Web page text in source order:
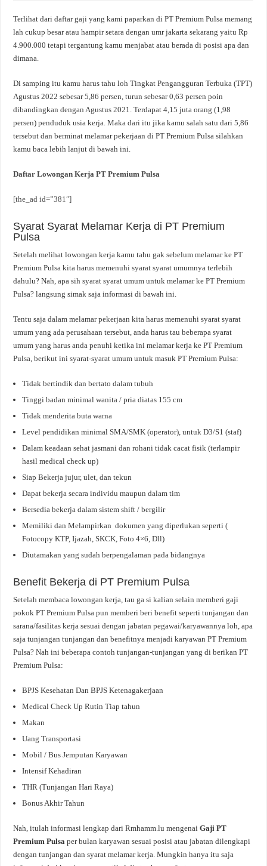
Terlihat dari daftar gaji yang kami paparkan di PT Premium Pulsa memang
lah cukup besar atau hampir setara dengan umr jakarta sekarang yaitu Rp
4.900.000 tetapi tergantung kamu menjabat atau berada di posisi apa dan
dimana.
Di samping itu kamu harus tahu loh Tingkat Pengangguran Terbuka (TPT)
Agustus 2022 sebesar 5,86 persen, turun sebesar 0,63 persen poin
dibandingkan dengan Agustus 2021. Terdapat 4,15 juta orang (1,98
persen) penduduk usia kerja. Maka dari itu jika kamu salah satu dari 5,86
tersebut dan berminat melamar pekerjaan di PT Premium Pulsa silahkan
kamu baca lebih lanjut di bawah ini.
Daftar Lowongan Kerja PT Premium Pulsa
[the_ad id=”381″]
Syarat Syarat Melamar Kerja di PT Premium
Pulsa
Setelah melihat lowongan kerja kamu tahu gak sebelum melamar ke PT
Premium Pulsa kita harus memenuhi syarat syarat umumnya terlebih
dahulu? Nah, apa sih syarat syarat umum untuk melamar ke PT Premium
Pulsa? langsung simak saja informasi di bawah ini.
Tentu saja dalam melamar pekerjaan kita harus memenuhi syarat syarat
umum yang ada perusahaan tersebut, anda harus tau beberapa syarat
umum yang harus anda penuhi ketika ini melamar kerja ke PT Premium
Pulsa, berikut ini syarat-syarat umum untuk masuk PT Premium Pulsa:
Tidak bertindik dan bertato dalam tubuh
Tinggi badan minimal wanita / pria diatas 155 cm
Tidak menderita buta warna
Level pendidikan minimal SMA/SMK (operator), untuk D3/S1 (staf)
Dalam keadaan sehat jasmani dan rohani tidak cacat fisik (terlampir
hasil medical check up)
Siap Bekerja jujur, ulet, dan tekun
Dapat bekerja secara individu maupun dalam tim
Bersedia bekerja dalam sistem shift / bergilir
Memiliki dan Melampirkan dokumen yang diperlukan seperti (
Fotocopy KTP, Ijazah, SKCK, Foto 4×6, Dll)
Diutamakan yang sudah berpengalaman pada bidangnya
Benefit Bekerja di PT Premium Pulsa
Setelah membaca lowongan kerja, tau ga si kalian selain memberi gaji
pokok PT Premium Pulsa pun memberi beri benefit seperti tunjangan dan
sarana/fasilitas kerja sesuai dengan jabatan pegawai/karyawannya loh, apa
saja tunjangan tunjangan dan benefitnya menjadi karyawan PT Premium
Pulsa? Nah ini beberapa contoh tunjangan-tunjangan yang di berikan PT
Premium Pulsa:
BPJS Kesehatan Dan BPJS Ketenagakerjaan
Medical Check Up Rutin Tiap tahun
Makan
Uang Transportasi
Mobil / Bus Jemputan Karyawan
Intensif Kehadiran
THR (Tunjangan Hari Raya)
Bonus Akhir Tahun
Nah, itulah informasi lengkap dari Rmhamm.lu mengenaiGaji PT
Premium Pulsaper bulan karyawan sesuai posisi atau jabatan dilengkapi
dengan tunjangan dan syarat melamar kerja. Mungkin hanya itu saja